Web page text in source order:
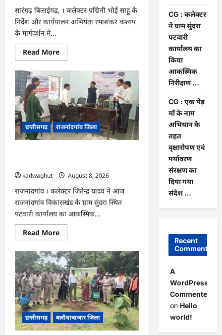
सारंगढ़ बिलाईगढ़, । कलेक्टर पद्मिनी भोई साहू के
निर्देश और कार्यपालन अभियंता रमाशंकर कश्यप
के मार्गदर्शन में...
Read MoreRead
more
CG
:
भोथीडीह
में
हुआ
जल
अर्पण
व
जनजागरूकता
का
आयोजन
छत्तीसगढ़ राजनांदगांव जिला
kadwaghut
August 8, 2026
राजनांदगांव । कलेक्टर जितेन्द्र यादव ने आज
राजनांदगांव विकासखंड के ग्राम सुंदरा स्थित
पटवारी कार्यालय का आकस्मिक...
Read MoreRead
more
CG
:
कलेक्टर
ने
ग्राम
सुंदरा
पटवारी
कार्यालय
का
किया
आकस्मिक
निरीक्षण
छत्तीसगढ़ बलौदाबाजार ज़िला
CG : कलेक्टर
ने ग्राम सुंदरा
पटवारी
कार्यालय का
किया
आकस्मिक
निरीक्षण …
CG : एक पेड़
माँ के नाम
अभियान के
तहत
वृक्षारोपण एवं
पर्यावरण
संरक्षण का
दिया गया
संदेश …
Recent
Comments
A
WordPress
Commenter
on Hello
world!